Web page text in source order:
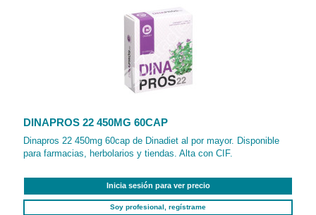
DINAPROS 22 450MG 60CAP
Dinapros 22 450mg 60cap de Dinadiet al por mayor. Disponible
para farmacias, herbolarios y tiendas. Alta con CIF.
Inicia sesión para ver precio
Soy profesional, regístrame